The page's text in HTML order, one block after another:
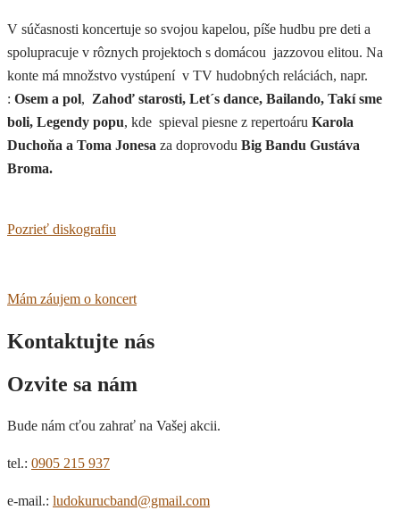
V súčasnosti koncertuje so svojou kapelou, píše hudbu pre deti a
spolupracuje v rôznych projektoch s domácou jazzovou elitou. Na
konte má množstvo vystúpení v TV hudobných reláciách, napr.
: Osem a pol, Zahoď starosti, Let´s dance, Bailando, Takí sme
boli, Legendy popu, kde spieval piesne z repertoáru Karola
Duchoňa a Toma Jonesa za doprovodu Big Bandu Gustáva
Broma.
Pozrieť diskografiu
Mám záujem o koncert
Kontaktujte nás
Ozvite sa nám
Bude nám cťou zahrať na Vašej akcii.
tel.: 0905 215 937
e-mail.: ludokurucband@gmail.com